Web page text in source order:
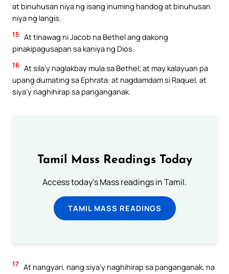
at binuhusan niya ng isang inuming handog at binuhusan
niya ng langis.
15 At tinawag ni Jacob na Bethel ang dakong
pinakipagusapan sa kaniya ng Dios.
16 At sila’y naglakbay mula sa Bethel; at may kalayuan pa
upang dumating sa Ephrata: at nagdamdam si Raquel, at
siya’y naghihirap sa panganganak.
Tamil Mass Readings Today
Access today's Mass readings in Tamil.
TAMIL MASS READINGS
17 At nangyari, nang siya’y naghihirap sa panganganak, na